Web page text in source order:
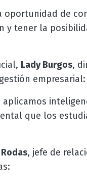
oportunidad de
y tener la
Lady Burgos,
empresarial:
aplicamos
que los
, jefe de